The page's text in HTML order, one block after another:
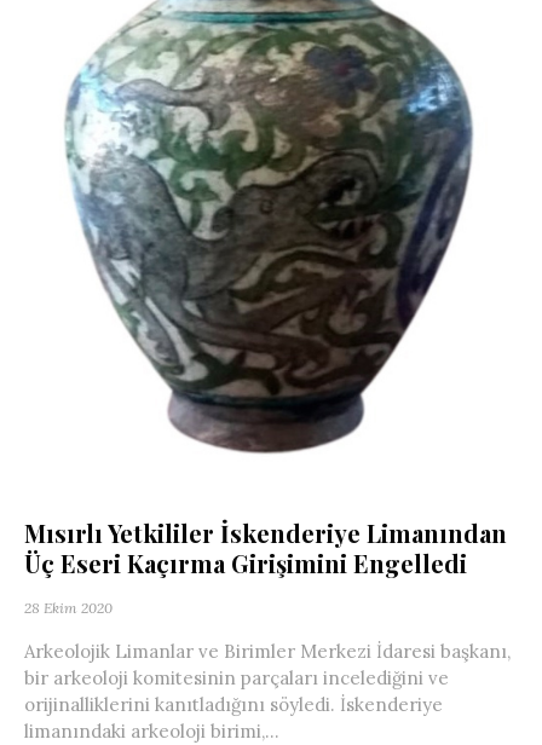
Mısırlı Yetkililer İskenderiye Limanından
Üç Eseri Kaçırma Girişimini Engelledi
28 Ekim 2020
Arkeolojik Limanlar ve Birimler Merkezi İdaresi başkanı,
bir arkeoloji komitesinin parçaları incelediğini ve
orijinalliklerini kanıtladığını söyledi. İskenderiye
limanındaki arkeoloji birimi,...